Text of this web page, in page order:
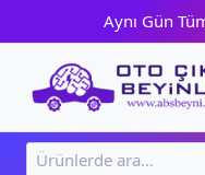
content
Aynı Gün
Ara: